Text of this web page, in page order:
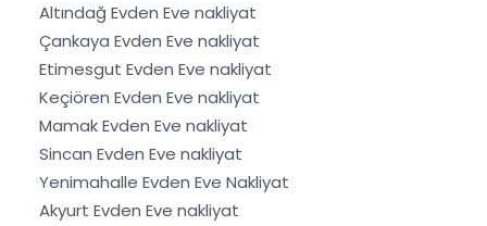
Altındağ Evden Eve nakliyat
Çankaya Evden Eve nakliyat
Etimesgut Evden Eve nakliyat
Keçiören Evden Eve nakliyat
Mamak Evden Eve nakliyat
Sincan Evden Eve nakliyat
Yenimahalle Evden Eve Nakliyat
Akyurt Evden Eve nakliyat